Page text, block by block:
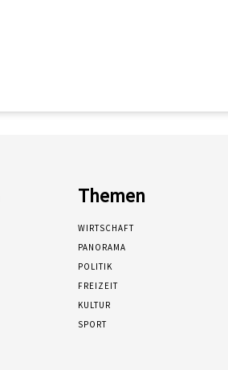
Themen
WIRTSCHAFT
PANORAMA
POLITIK
FREIZEIT
KULTUR
SPORT